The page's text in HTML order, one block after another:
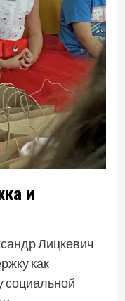
и
Лицкевич
как
социальной